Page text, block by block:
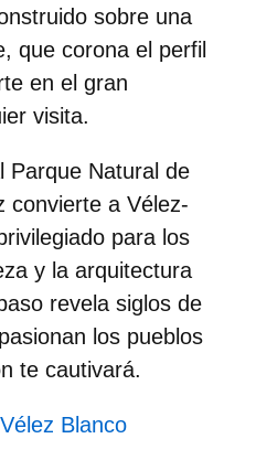
sobre una
que corona el perfil
en el gran
visita.
Parque Natural de
convierte a Vélez-
para los
y la arquitectura
revela siglos de
los pueblos
te cautivará.
Blanco